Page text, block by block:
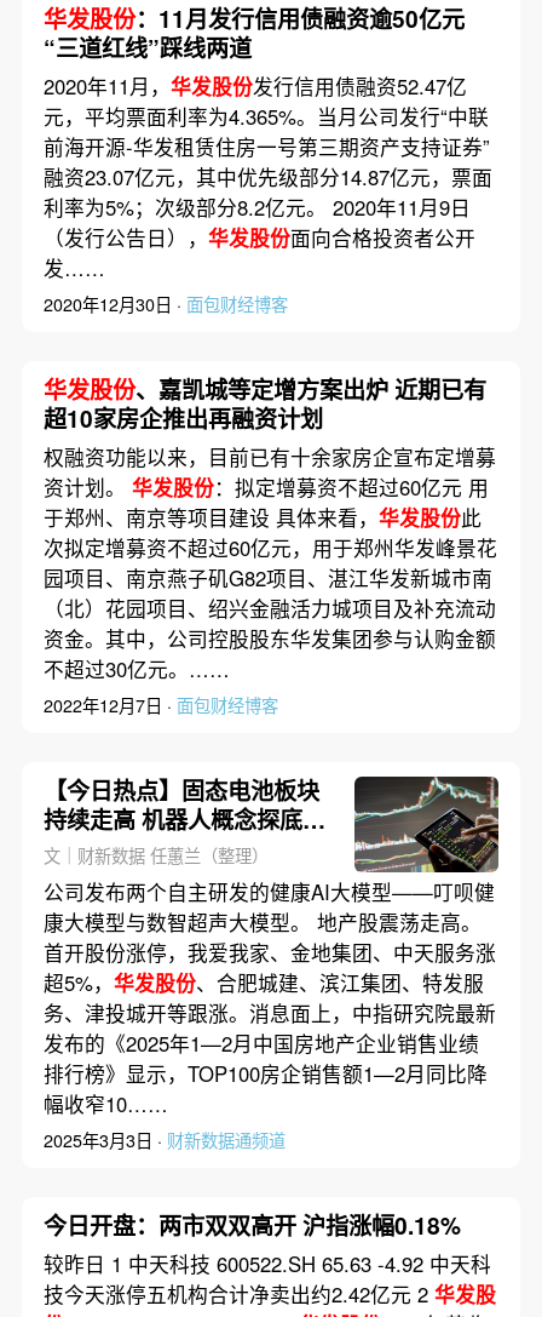
华发股份：11月发行信用债融资逾50亿元
“三道红线”踩线两道
2020年11月， 华发股份发行信用债融资52.47亿
元，平均票面利率为4.365%。当月公司发行“中联
前海开源-华发租赁住房一号第三期资产支持证券”
融资23.07亿元，其中优先级部分14.87亿元，票面
利率为5%；次级部分8.2亿元。 2020年11月9日
（发行公告日）， 华发股份面向合格投资者公开
发……
2020年12月30日 · 面包财经博客
华发股份、嘉凯城等定增方案出炉 近期已有
超10家房企推出再融资计划
权融资功能以来，目前已有十余家房企宣布定增募
资计划。 华发股份：拟定增募资不超过60亿元 用
于郑州、南京等项目建设 具体来看， 华发股份此
次拟定增募资不超过60亿元，用于郑州华发峰景花
园项目、南京燕子矶G82项目、湛江华发新城市南
（北）花园项目、绍兴金融活力城项目及补充流动
资金。其中，公司控股股东华发集团参与认购金额
不超过30亿元。……
2022年12月7日 · 面包财经博客
【今日热点】固态电池板块
持续走高 机器人概念探底回
升
文｜财新数据 任蕙兰（整理）
公司发布两个自主研发的健康AI大模型——叮呗健
康大模型与数智超声大模型。 地产股震荡走高。
首开股份涨停，我爱我家、金地集团、中天服务涨
超5%， 华发股份、合肥城建、滨江集团、特发服
务、津投城开等跟涨。消息面上，中指研究院最新
发布的《2025年1—2月中国房地产企业销售业绩
排行榜》显示，TOP100房企销售额1—2月同比降
幅收窄10……
2025年3月3日 · 财新数据通频道
今日开盘：两市双双高开 沪指涨幅0.18%
较昨日 1 中天科技 600522.SH 65.63 -4.92 中天科
技今天涨停五机构合计净卖出约2.42亿元 2 华发股